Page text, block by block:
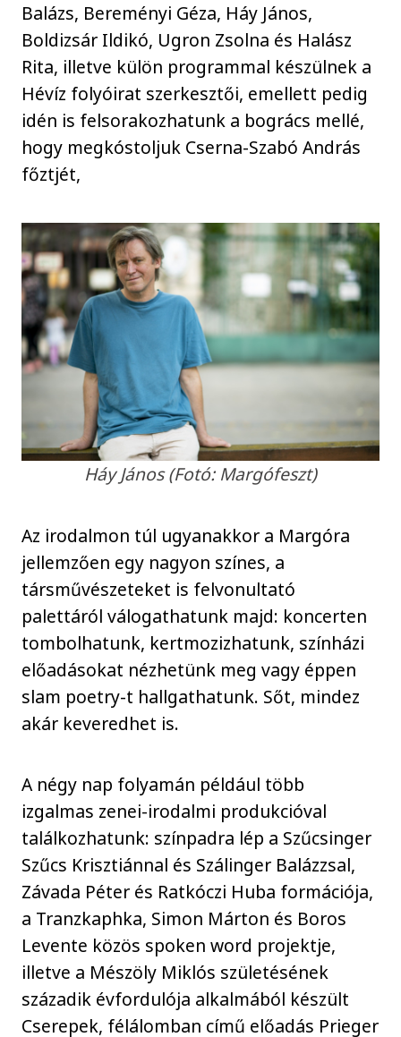
Balázs, Bereményi Géza, Háy János,
Boldizsár Ildikó, Ugron Zsolna és Halász
Rita, illetve külön programmal készülnek a
Hévíz folyóirat szerkesztői, emellett pedig
idén is felsorakozhatunk a bogrács mellé,
hogy megkóstoljuk Cserna-Szabó András
főztjét,
Háy János (Fotó: Margófeszt)
Az irodalmon túl ugyanakkor a Margóra
jellemzően egy nagyon színes, a
társművészeteket is felvonultató
palettáról válogathatunk majd: koncerten
tombolhatunk, kertmozizhatunk, színházi
előadásokat nézhetünk meg vagy éppen
slam poetry-t hallgathatunk. Sőt, mindez
akár keveredhet is.
A négy nap folyamán például több
izgalmas zenei-irodalmi produkcióval
találkozhatunk: színpadra lép a Szűcsinger
Szűcs Krisztiánnal és Szálinger Balázzsal,
Závada Péter és Ratkóczi Huba formációja,
a Tranzkaphka, Simon Márton és Boros
Levente közös spoken word projektje,
illetve a Mészöly Miklós születésének
századik évfordulója alkalmából készült
Cserepek, félálomban című előadás Prieger